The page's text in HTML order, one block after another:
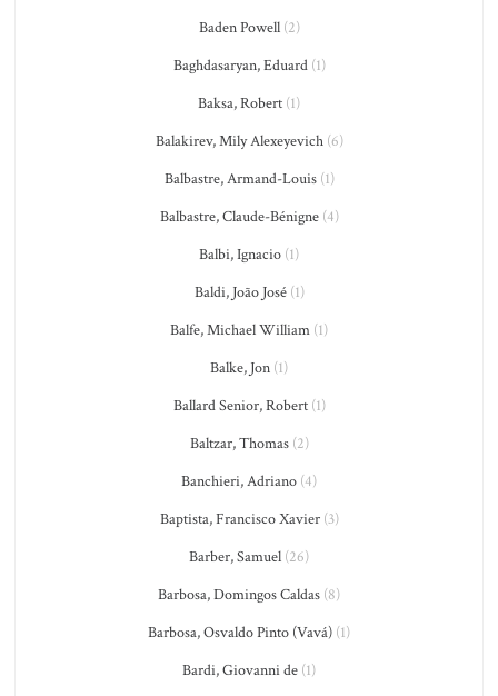
Baden Powell(2)
Baghdasaryan, Eduard(1)
Baksa, Robert (1)
Balakirev, Mily Alexeyevich(6)
Balbastre, Armand-Louis(1)
Balbastre, Claude-Bénigne(4)
Balbi, Ignacio (1)
Baldi, João José(1)
Balfe, Michael William (1)
Balke, Jon (1)
Ballard Senior, Robert(1)
Baltzar, Thomas(2)
Banchieri, Adriano (4)
Baptista, Francisco Xavier(3)
Barber, Samuel (26)
Barbosa, Domingos Caldas (8)
Barbosa, Osvaldo Pinto (Vavá) (1)
Bardi, Giovanni de (1)